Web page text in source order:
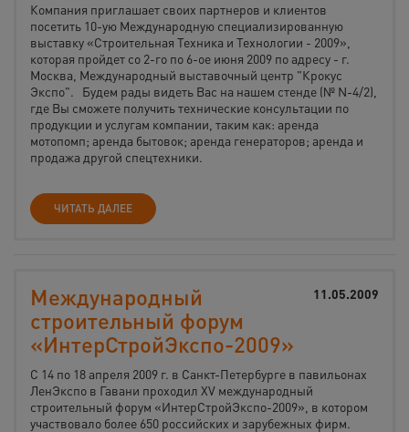
Компания приглашает своих партнеров и клиентов
посетить 10-ую Международную специализированную
выставку «Строительная Техника и Технологии - 2009»,
которая пройдет со 2-го по 6-ое июня 2009 по адресу - г.
Москва, Международный выставочный центр "Крокус
Экспо". Будем рады видеть Вас на нашем стенде (№ N-4/2),
где Вы сможете получить технические консультации по
продукции и услугам компании, таким как: аренда
мотопомп; аренда бытовок; аренда генераторов; аренда и
продажа другой спецтехники.
ЧИТАТЬ ДАЛЕЕ
11.05.2009
Международный
строительный форум
«ИнтерСтройЭкспо-2009»
С 14 по 18 апреля 2009 г. в Санкт-Петербурге в павильонах
ЛенЭкспо в Гавани проходил XV международный
строительный форум «ИнтерСтройЭкспо-2009», в котором
участвовало более 650 российских и зарубежных фирм.